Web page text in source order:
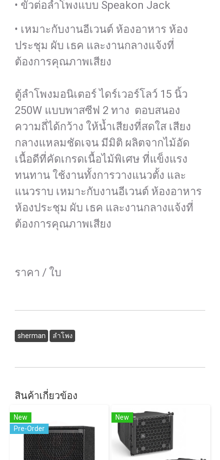
• ขั้วต่อลำโพงแบบ Speakon Jack
• เหมาะกับงานอีเวนต์ ห้องอาหาร ห้อง
ประชุม ผับ เธค และงานกลางแจ้งที่
ต้องการคุณภาพเสียง
ตู้ลำโพงมอนิเตอร์ ไดร์เวอร์โลว์ 15 นิ้ว
250W แบบพาสซีฟ 2 ทาง ตอบสนอง
ความถี่ได้กว้าง ให้น้ำเสียงที่สดใส เสียง
กลางแหลมชัดเจน มีมิติ ผลิตจากไม้อัด
เนื้อดีที่คัดเกรดเนื้อไม้พิเศษ ที่แข็งแรง
ทนทาน ใช้งานทั้งการวางแนวตั้ง และ
แนวราบ เหมาะกับงานอีเวนต์ ห้องอาหาร
ห้องประชุม ผับ เธค และงานกลางแจ้งที่
ต้องการคุณภาพเสียง
ราคา / ใบ
sherman ลำโพง
สินค้าเกี่ยวข้อง
New
Pre-Order
New